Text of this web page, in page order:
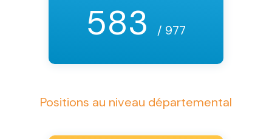
583 / 977
Positions au niveau départemental